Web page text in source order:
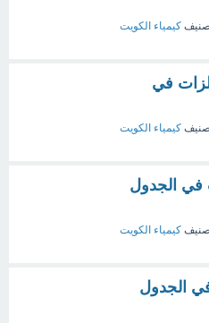
كيمياء الكويت
في
كيمياء الكويت
في الجدول
كيمياء الكويت
الجدول